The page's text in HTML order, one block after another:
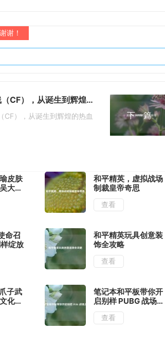
谢！
穿越火线（CF），从诞生到辉煌的热血发家史
CF），从诞生到辉煌的热血
下一篇
皮肤
大都
和平精英，虚拟战场
制裁皇帝奇思
查看
命召
绽放
和平精英玩具创意装
饰全攻略
查看
子武
化的
笔记本和平板带你开
启别样 PUBG 战场之
旅
查看